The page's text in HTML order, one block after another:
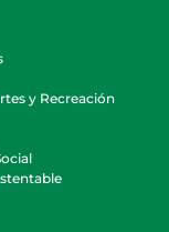
y Recreación